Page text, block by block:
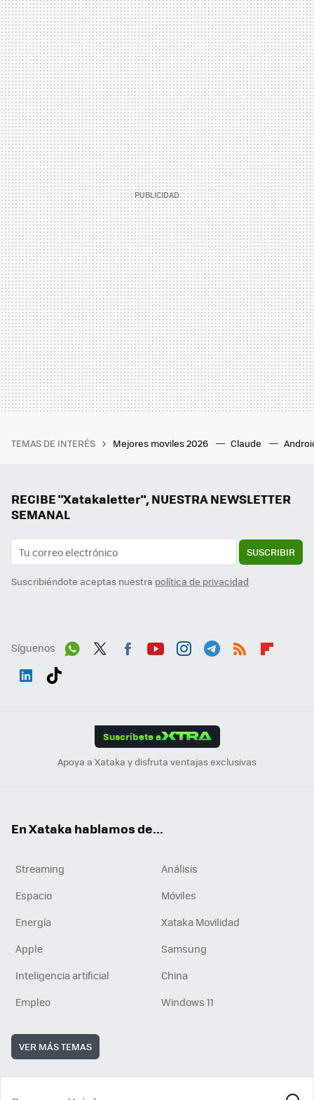
TEMAS DE INTERÉS Mejores moviles 2026 Claude
RECIBE "Xatakaletter", NUESTRA NEWSLETTER
SEMANAL
SUSCRIBIR
Suscribiéndote aceptas nuestra política de privacidad
Síguenos
Suscríbete a
Apoya a Xataka y disfruta ventajas exclusivas
En Xataka hablamos de...
Streaming
Análisis
Espacio
Móviles
Energía
Xataka Movilidad
Apple
Samsung
Inteligencia artificial
China
Empleo
Windows 11
VER MÁS TEMAS